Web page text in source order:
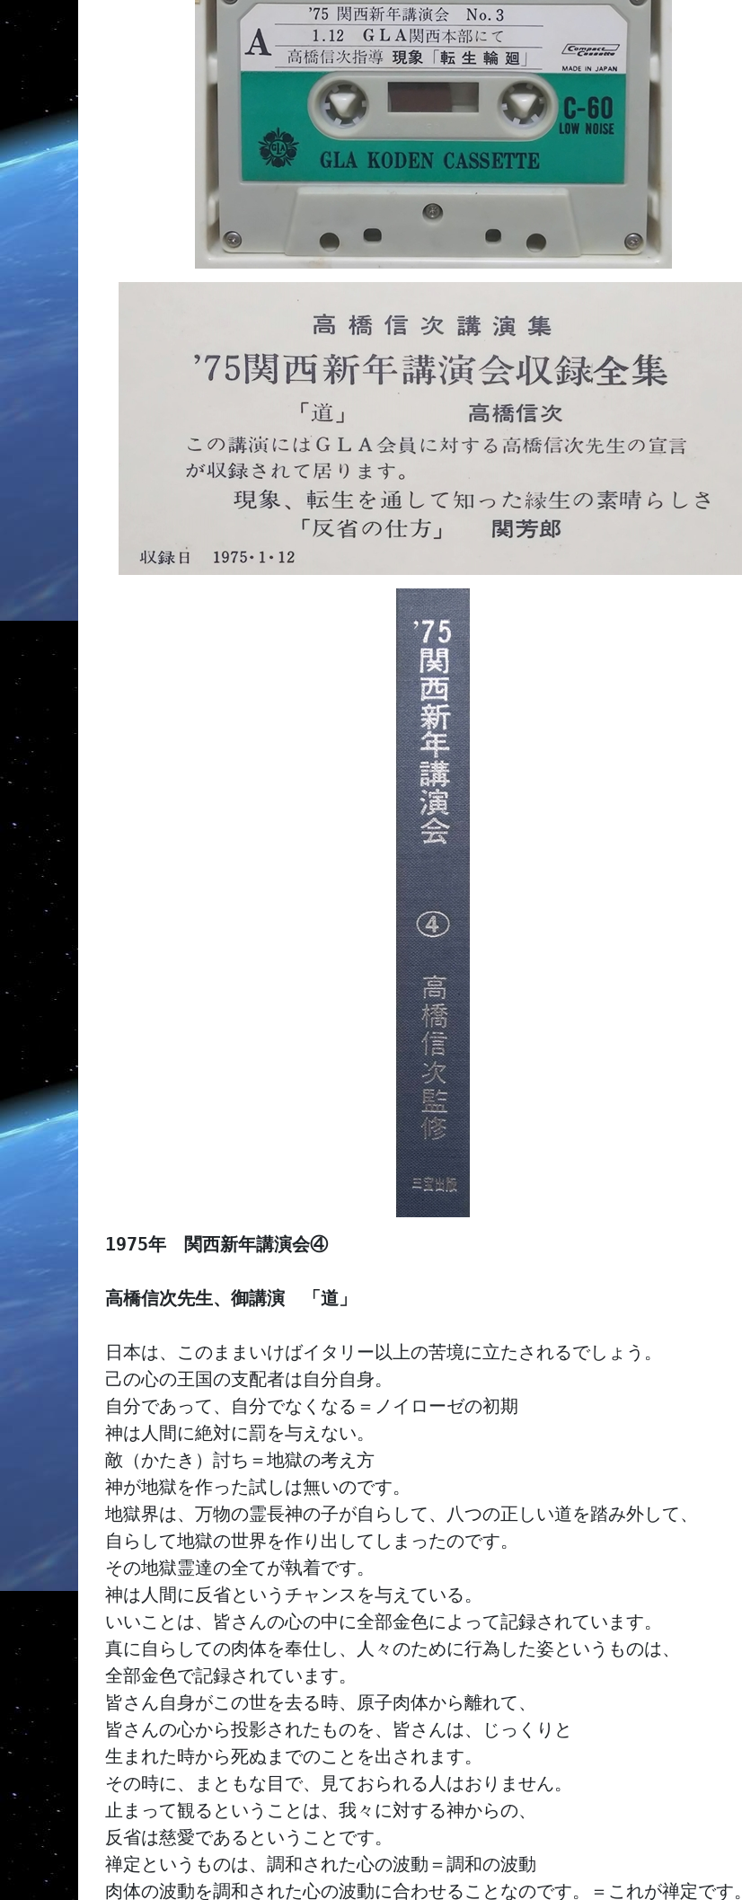
1975年　関西新年講演会④
高橋信次先生、御講演　「道」
日本は、このままいけばイタリー以上の苦境に立たされるでしょう。
己の心の王国の支配者は自分自身。
自分であって、自分でなくなる＝ノイローゼの初期
神は人間に絶対に罰を与えない。
敵（かたき）討ち＝地獄の考え方
神が地獄を作った試しは無いのです。
地獄界は、万物の霊長神の子が自らして、八つの正しい道を踏み外して、
自らして地獄の世界を作り出してしまったのです。
その地獄霊達の全てが執着です。
神は人間に反省というチャンスを与えている。
いいことは、皆さんの心の中に全部金色によって記録されています。
真に自らしての肉体を奉仕し、人々のために行為した姿というものは、
全部金色で記録されています。
皆さん自身がこの世を去る時、原子肉体から離れて、
皆さんの心から投影されたものを、皆さんは、じっくりと
生まれた時から死ぬまでのことを出されます。
その時に、まともな目で、見ておられる人はおりません。
止まって観るということは、我々に対する神からの、
反省は慈愛であるということです。
禅定というものは、調和された心の波動＝調和の波動
肉体の波動を調和された心の波動に合わせることなのです。＝これが禅定です。